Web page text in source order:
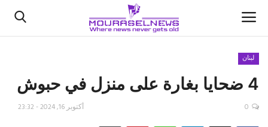
الأخبار
كتّابنا
لبنان
4 ضحايا بغارة على منزل في حبوش
أكتوبر 16, 2024 - 23:32 0